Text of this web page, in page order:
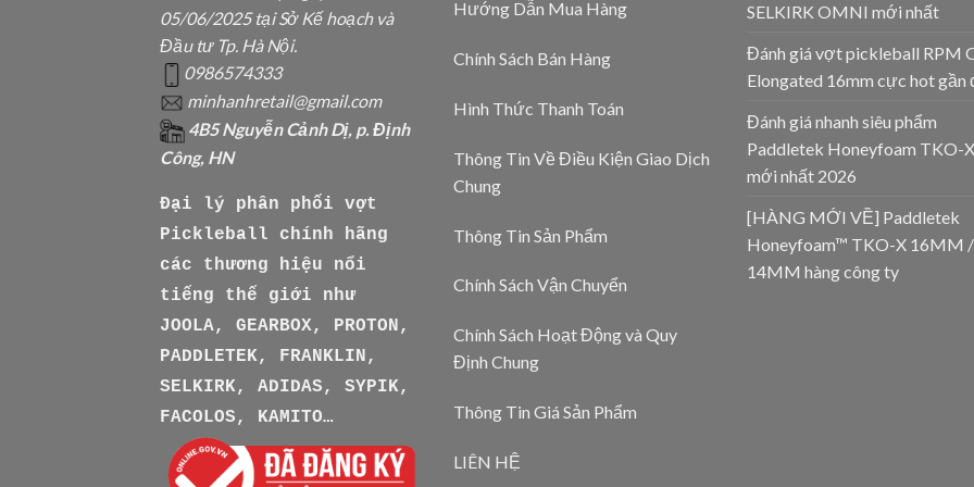
05/06/2025 tại Sở Kế hoạch và
Đầu tư Tp. Hà Nội.
0986574333
minhanhretail@gmail.com
4B5 Nguyễn Cảnh Dị, p. Định
Công, HN
Đại lý phân phối vợt
Pickleball chính hãng
các thương hiệu nổi
tiếng thế giới như
JOOLA, GEARBOX, PROTON,
PADDLETEK, FRANKLIN,
SELKIRK, ADIDAS, SYPIK,
FACOLOS, KAMITO…
Hướng Dẫn Mua Hàng
Chính Sách Bán Hàng
Hình Thức Thanh Toán
Thông Tin Về Điều Kiện Giao Dịch
Chung
Thông Tin Sản Phẩm
Chính Sách Vận Chuyển
Chính Sách Hoạt Động và Quy
Định Chung
Thông Tin Giá Sản Phẩm
LIÊN HỆ
SELKIRK OMNI mới nhất
Đánh giá vợt pickleball RPM
Elongated 16mm cực hot gần
Đánh giá nhanh siêu phẩm
Paddletek Honeyfoam TKO-X
mới nhất 2026
[HÀNG MỚI VỀ] Paddletek
Honeyfoam™ TKO-X 16MM /
14MM hàng công ty